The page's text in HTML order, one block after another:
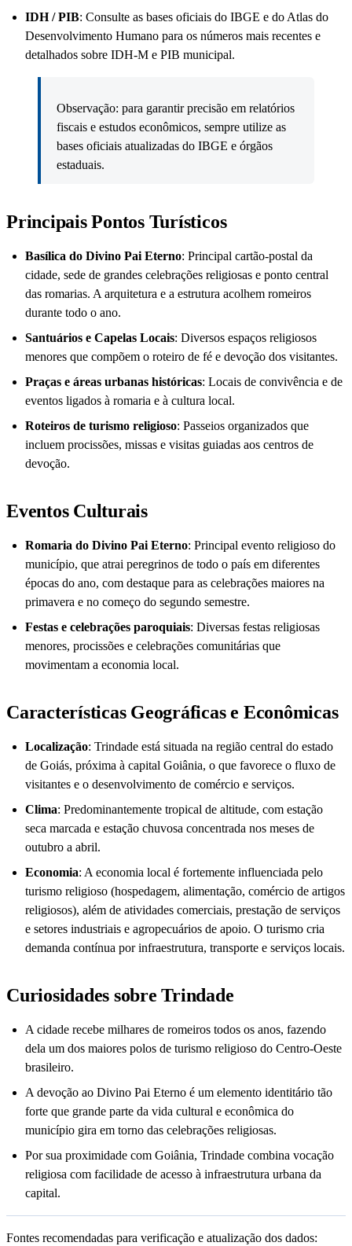
IDH / PIB: Consulte as bases oficiais do IBGE e do Atlas do
Desenvolvimento Humano para os números mais recentes e
detalhados sobre IDH-M e PIB municipal.
Observação: para garantir precisão em relatórios
fiscais e estudos econômicos, sempre utilize as
bases oficiais atualizadas do IBGE e órgãos
estaduais.
Principais Pontos Turísticos
Basílica do Divino Pai Eterno: Principal cartão-postal da
cidade, sede de grandes celebrações religiosas e ponto central
das romarias. A arquitetura e a estrutura acolhem romeiros
durante todo o ano.
Santuários e Capelas Locais: Diversos espaços religiosos
menores que compõem o roteiro de fé e devoção dos visitantes.
Praças e áreas urbanas históricas: Locais de convivência e de
eventos ligados à romaria e à cultura local.
Roteiros de turismo religioso: Passeios organizados que
incluem procissões, missas e visitas guiadas aos centros de
devoção.
Eventos Culturais
Romaria do Divino Pai Eterno: Principal evento religioso do
município, que atrai peregrinos de todo o país em diferentes
épocas do ano, com destaque para as celebrações maiores na
primavera e no começo do segundo semestre.
Festas e celebrações paroquiais: Diversas festas religiosas
menores, procissões e celebrações comunitárias que
movimentam a economia local.
Características Geográficas e Econômicas
Localização: Trindade está situada na região central do estado
de Goiás, próxima à capital Goiânia, o que favorece o fluxo de
visitantes e o desenvolvimento de comércio e serviços.
Clima: Predominantemente tropical de altitude, com estação
seca marcada e estação chuvosa concentrada nos meses de
outubro a abril.
Economia: A economia local é fortemente influenciada pelo
turismo religioso (hospedagem, alimentação, comércio de artigos
religiosos), além de atividades comerciais, prestação de serviços
e setores industriais e agropecuários de apoio. O turismo cria
demanda contínua por infraestrutura, transporte e serviços locais.
Curiosidades sobre Trindade
A cidade recebe milhares de romeiros todos os anos, fazendo
dela um dos maiores polos de turismo religioso do Centro-Oeste
brasileiro.
A devoção ao Divino Pai Eterno é um elemento identitário tão
forte que grande parte da vida cultural e econômica do
município gira em torno das celebrações religiosas.
Por sua proximidade com Goiânia, Trindade combina vocação
religiosa com facilidade de acesso à infraestrutura urbana da
capital.
Fontes recomendadas para verificação e atualização dos dados: